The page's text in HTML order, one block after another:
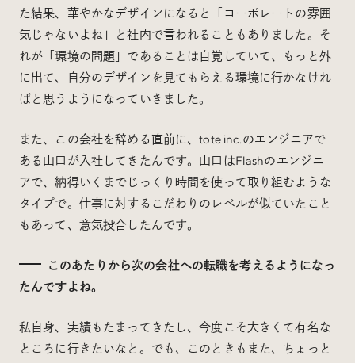
た結果、華やかなデザインになると「コーポレートの雰囲
気じゃないよね」と社内で言われることもありました。そ
れが「環境の問題」であることは自覚していて、もっと外
に出て、自分のデザインを見てもらえる環境に行かなけれ
ばと思うようになっていきました。
また、この会社を辞める直前に、tote inc.のエンジニアで
ある山口が入社してきたんです。山口はFlashのエンジニ
アで、納得いくまでじっくり時間を使って取り組むような
タイプで。仕事に対するこだわりのレベルが似ていたこと
もあって、意気投合したんです。
このあたりから次の会社への転職を考えるようになっ
たんですよね。
私自身、実績もたまってきたし、今度こそ大きくて有名な
ところに行きたいなと。でも、このときもまた、ちょっと